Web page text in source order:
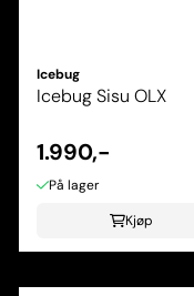
Icebug
Icebug Sisu OLX
1.990,-
På lager
Kjøp